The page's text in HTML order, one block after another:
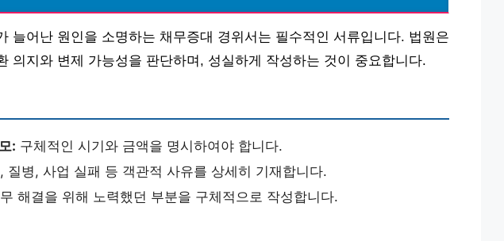
늘어난 원인을 소명하는 채무증대 경위서는 필수적인 서류입니다. 법원은
의지와 변제 가능성을 판단하며, 성실하게 작성하는 것이 중요합니다.
: 구체적인 시기와 금액을 명시하여야 합니다.
질병, 사업 실패 등 객관적 사유를 상세히 기재합니다.
해결을 위해 노력했던 부분을 구체적으로 작성합니다.